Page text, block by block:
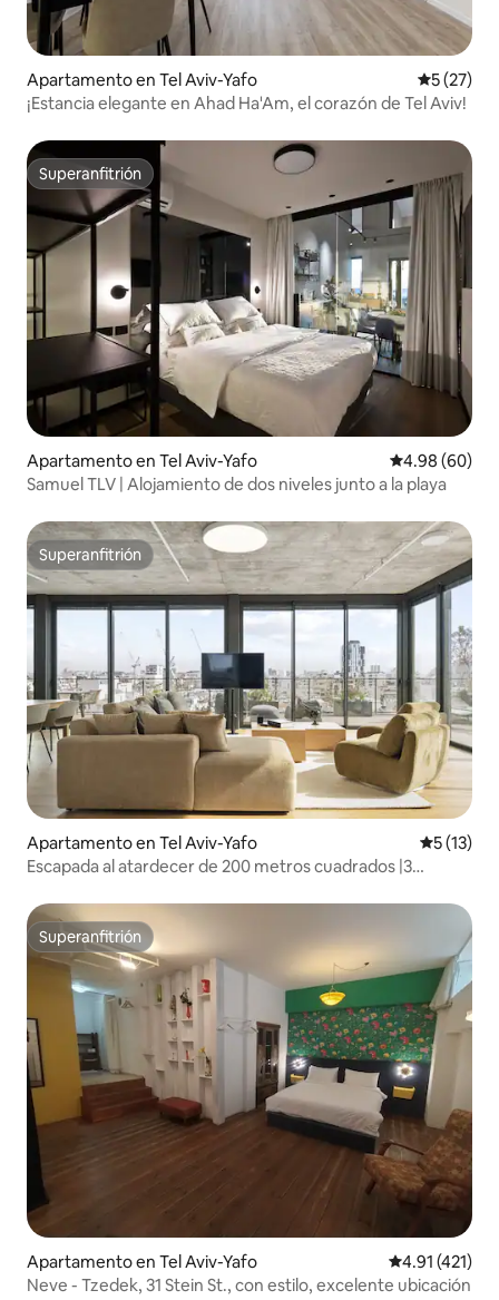
Apartamento en Tel Aviv-Yafo
5 (27)
¡Estancia elegante en Ahad Ha'Am, el corazón de Tel Aviv!
Superanfitrión
Superanfitrión
Apartamento en Tel Aviv-Yafo Calificación
4.98 (60)
Samuel TLV | Alojamiento de dos niveles junto a la playa
Superanfitrión
Superanfitrión
Apartamento en Tel Aviv-Yafo
5 (13)
Escapada al atardecer de 200 metros cuadrados |3
Superanfitrión
Superanfitrión
Apartamento en Tel Aviv-Yafo Calificación
4.91 (421)
Neve - Tzedek, 31 Stein St., con estilo, excelente ubicación